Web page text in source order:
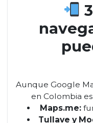
Aunque Google
en Colombia
Maps.me:
Tullave y